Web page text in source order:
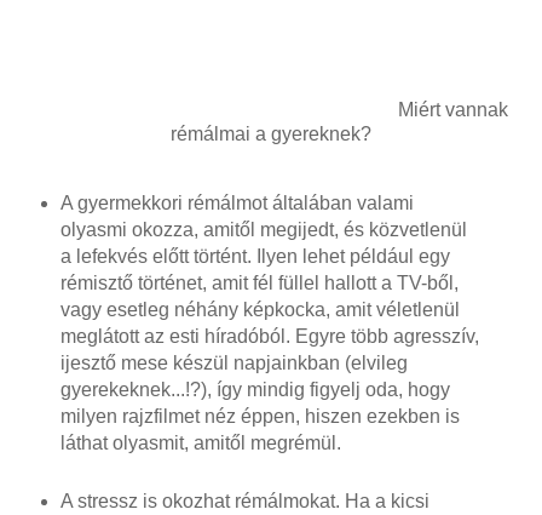
Miért vannak
rémálmai a gyereknek?
A gyermekkori rémálmot általában valami
olyasmi okozza, amitől megijedt, és közvetlenül
a lefekvés előtt történt. Ilyen lehet például egy
rémisztő történet, amit fél füllel hallott a TV-ből,
vagy esetleg néhány képkocka, amit véletlenül
meglátott az esti híradóból. Egyre több agresszív,
ijesztő mese készül napjainkban (elvileg
gyerekeknek...!?), így mindig figyelj oda, hogy
milyen rajzfilmet néz éppen, hiszen ezekben is
láthat olyasmit, amitől megrémül.
A stressz is okozhat rémálmokat. Ha a kicsi